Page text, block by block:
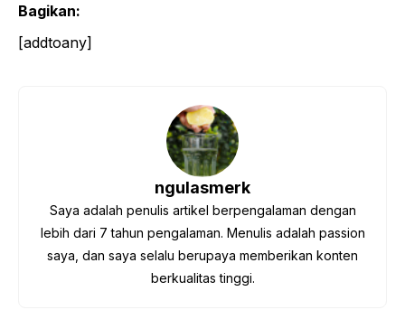
Bagikan:
[addtoany]
ngulasmerk
Saya adalah penulis artikel berpengalaman dengan
lebih dari 7 tahun pengalaman. Menulis adalah passion
saya, dan saya selalu berupaya memberikan konten
berkualitas tinggi.